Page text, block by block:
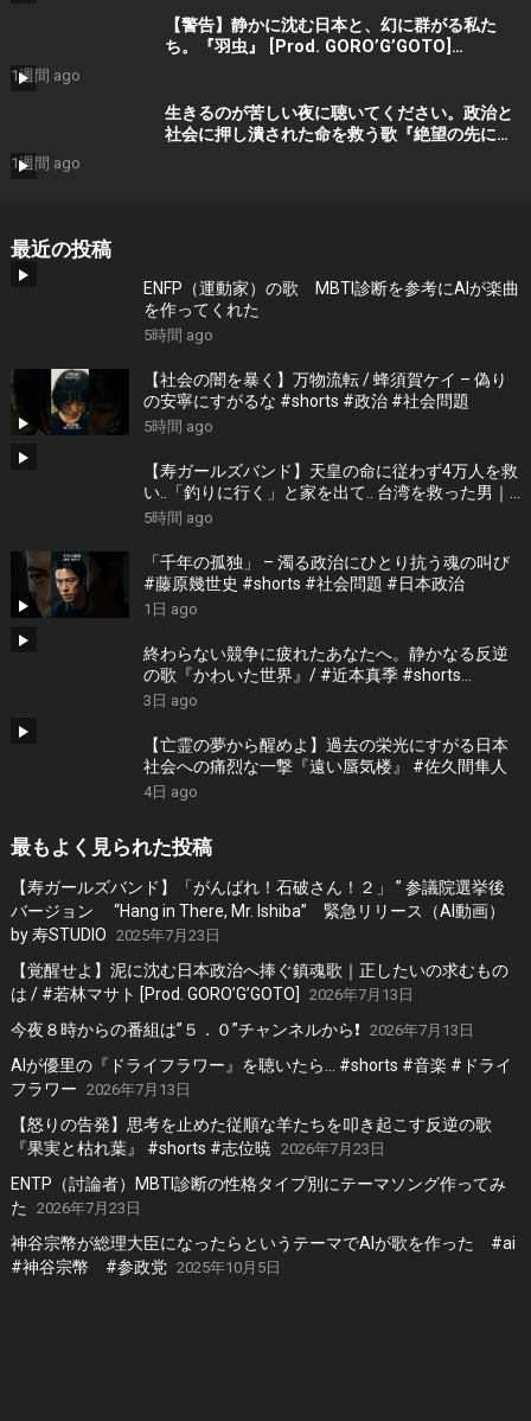
【警告】静かに沈む日本と、幻に群がる私た
ち。『羽虫』 [Prod. GORO’G’GOTO]
1週間 ago
生きるのが苦しい夜に聴いてください。政治と
社会に押し潰された命を救う歌『絶望の先に』
1週間 ago
最近の投稿
ENFP（運動家）の歌 MBTI診断を参考にAIが楽曲
を作ってくれた
5時間 ago
【社会の闇を暴く】万物流転 / 蜂須賀ケイ – 偽り
の安寧にすがるな #shorts #政治 #社会問題
5時間 ago
【寿ガールズバンド】天皇の命に従わず4万人を救
い..「釣りに行く」と家を出て.. 台湾を救った男｜
根本博『名もなき勝利』 by 寿STUDIO
5時間 ago
「千年の孤独」 – 濁る政治にひとり抗う魂の叫び
#藤原幾世史 #shorts #社会問題 #日本政治
1日 ago
終わらない競争に疲れたあなたへ。静かなる反逆
の歌『かわいた世界』/ #近本真季 #shorts
#music
3日 ago
【亡霊の夢から醒めよ】過去の栄光にすがる日本
社会への痛烈な一撃『遠い蜃気楼』 #佐久間隼人
4日 ago
最もよく見られた投稿
【寿ガールズバンド】「がんばれ！石破さん！２」 ” 参議院選挙後
バージョン “Hang in There, Mr. Ishiba” 緊急リリース（AI動画）
by 寿STUDIO 2025年7月23日
【覚醒せよ】泥に沈む日本政治へ捧ぐ鎮魂歌｜正したいの求むもの
は / #若林マサト [Prod. GORO’G’GOTO]
2026年7月13日
今夜８時からの番組は”５．０”チャンネルから❗️ 2026年7月13日
AIが優里の『ドライフラワー』を聴いたら… #shorts #音楽 #ドライ
フラワー 2026年7月13日
【怒りの告発】思考を止めた従順な羊たちを叩き起こす反逆の歌
『果実と枯れ葉』 #shorts #志位暁 2026年7月23日
ENTP（討論者）MBTI診断の性格タイプ別にテーマソング作ってみ
た
2026年7月23日
神谷宗幣が総理大臣になったらというテーマでAIが歌を作った #ai
#神谷宗幣 #参政党 2025年10月5日